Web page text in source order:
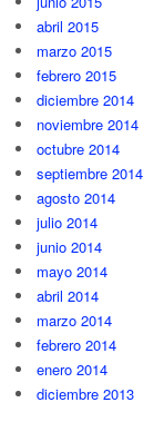
abril 2015
marzo 2015
febrero 2015
diciembre 2014
noviembre 2014
octubre 2014
septiembre 2014
agosto 2014
julio 2014
junio 2014
mayo 2014
abril 2014
marzo 2014
febrero 2014
enero 2014
diciembre 2013